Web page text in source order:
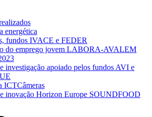
energética
fundos IVACE e FEDER
do emprego jovem LABORA-AVALEM
investigação apoiado pelos fundos AVI e
ICTCâmeras
inovação Horizon Europe SOUNDFOOD